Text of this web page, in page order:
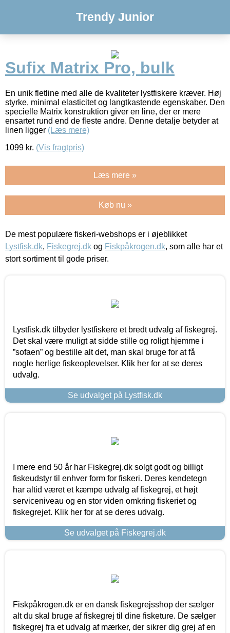
Trendy Junior
Sufix Matrix Pro, bulk
En unik fletline med alle de kvaliteter lystfiskere kræver. Høj
styrke, minimal elasticitet og langtkastende egenskaber. Den
specielle Matrix konstruktion giver en line, der er mere
ensartet rund end de fleste andre. Denne detalje betyder at
linen ligger (Læs mere)
1099 kr. (Vis fragtpris)
Læs mere »
Køb nu »
De mest populære fiskeri-webshops er i øjeblikket
Lystfisk.dk, Fiskegrej.dk og Fiskpåkrogen.dk, som alle har et
stort sortiment til gode priser.
Lystfisk.dk tilbyder lystfiskere et bredt udvalg af fiskegrej.
Det skal være muligt at sidde stille og roligt hjemme i
”sofaen” og bestille alt det, man skal bruge for at få
nogle herlige fiskeoplevelser. Klik her for at se deres
udvalg.
Se udvalget på Lystfisk.dk
I mere end 50 år har Fiskegrej.dk solgt godt og billigt
fiskeudstyr til enhver form for fiskeri. Deres kendetegn
har altid været et kæmpe udvalg af fiskegrej, et højt
serviceniveau og en stor viden omkring fiskeriet og
fiskegrejet. Klik her for at se deres udvalg.
Se udvalget på Fiskegrej.dk
Fiskpåkrogen.dk er en dansk fiskegrejsshop der sælger
alt du skal bruge af fiskegrej til dine fisketure. De sælger
fiskegrej fra et udvalg af mærker, der sikrer dig grej af en